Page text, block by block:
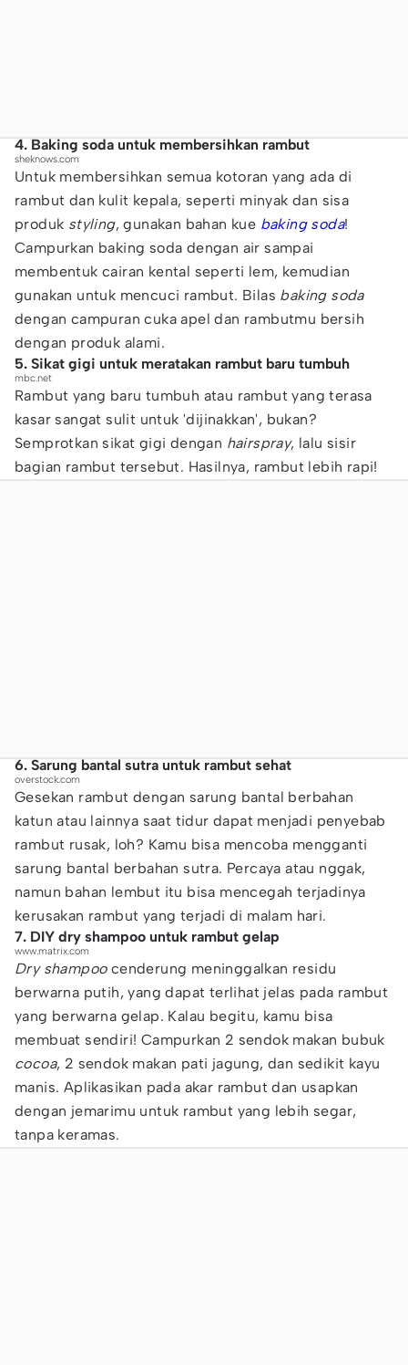
4. Baking soda untuk membersihkan rambut
sheknows.com
Untuk membersihkan semua kotoran yang ada di
rambut dan kulit kepala, seperti minyak dan sisa
produk styling, gunakan bahan kue baking soda!
Campurkan baking soda dengan air sampai
membentuk cairan kental seperti lem, kemudian
gunakan untuk mencuci rambut. Bilas baking soda
dengan campuran cuka apel dan rambutmu bersih
dengan produk alami.
5. Sikat gigi untuk meratakan rambut baru tumbuh
mbc.net
Rambut yang baru tumbuh atau rambut yang terasa
kasar sangat sulit untuk 'dijinakkan', bukan?
Semprotkan sikat gigi dengan hairspray, lalu sisir
bagian rambut tersebut. Hasilnya, rambut lebih rapi!
6. Sarung bantal sutra untuk rambut sehat
overstock.com
Gesekan rambut dengan sarung bantal berbahan
katun atau lainnya saat tidur dapat menjadi penyebab
rambut rusak, loh? Kamu bisa mencoba mengganti
sarung bantal berbahan sutra. Percaya atau nggak,
namun bahan lembut itu bisa mencegah terjadinya
kerusakan rambut yang terjadi di malam hari.
7. DIY dry shampoo untuk rambut gelap
www.matrix.com
Dry shampoocenderung meninggalkan residu
berwarna putih, yang dapat terlihat jelas pada rambut
yang berwarna gelap. Kalau begitu, kamu bisa
membuat sendiri! Campurkan 2 sendok makan bubuk
cocoa, 2 sendok makan pati jagung, dan sedikit kayu
manis. Aplikasikan pada akar rambut dan usapkan
dengan jemarimu untuk rambut yang lebih segar,
tanpa keramas.